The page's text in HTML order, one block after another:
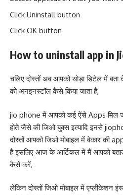
Click Uninstall button
Click OK button
How to uninstall app in
चलिए दोस्तों अब आपको थोड़ा डिटेल में
को अनइनस्टॉल कैसे किया जाता है,
jio phone में आपको कई ऐंसे Apps मिल
होते जैसे की जिओ बुक्स इत्यादि इनसे
दोस्तों आपको जिओ मोबाइल में बेकार की
है इसलिए आज के आर्टिकल में मैं आपको
कैसे करें,
लेकिन दोस्तों जिओ मोबाइल में एप्लीकेशन